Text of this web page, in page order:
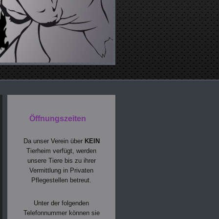
Öffnungszeiten
Da unser Verein über KEIN
Tierheim verfügt, werden
unsere Tiere bis zu ihrer
Vermittlung in Privaten
Pflegestellen betreut.
Unter der folgenden
Telefonnummer können sie